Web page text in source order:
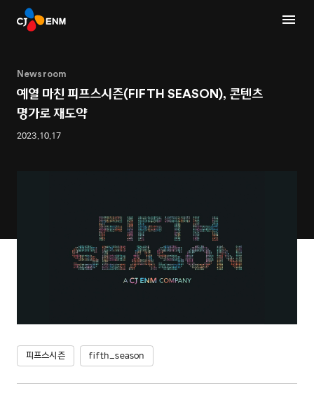
Newsroom
예열 마친 피프스시즌(FIFTH SEASON), 콘텐츠
명가로 재도약
2023.10.17
피프스시즌 fifth_season